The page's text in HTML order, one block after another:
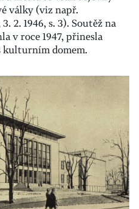
války (viz např.
2. 1946, s. 3). Soutěž na
v roce 1947, přinesla
kulturním domem.